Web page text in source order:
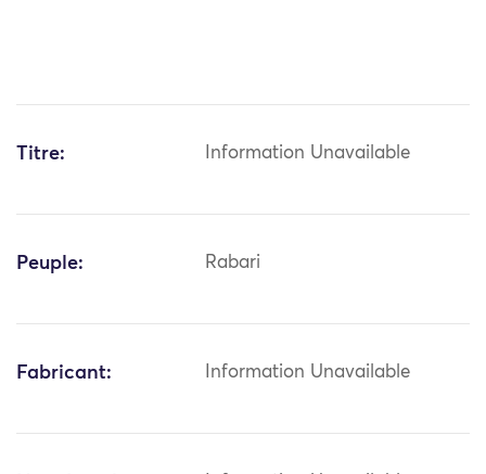
Titre: Information Unavailable
Peuple: Rabari
Fabricant: Information Unavailable